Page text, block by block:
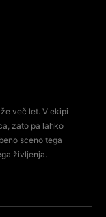
več let. V ekipi
zato pa lahko
sceno tega
življenja.